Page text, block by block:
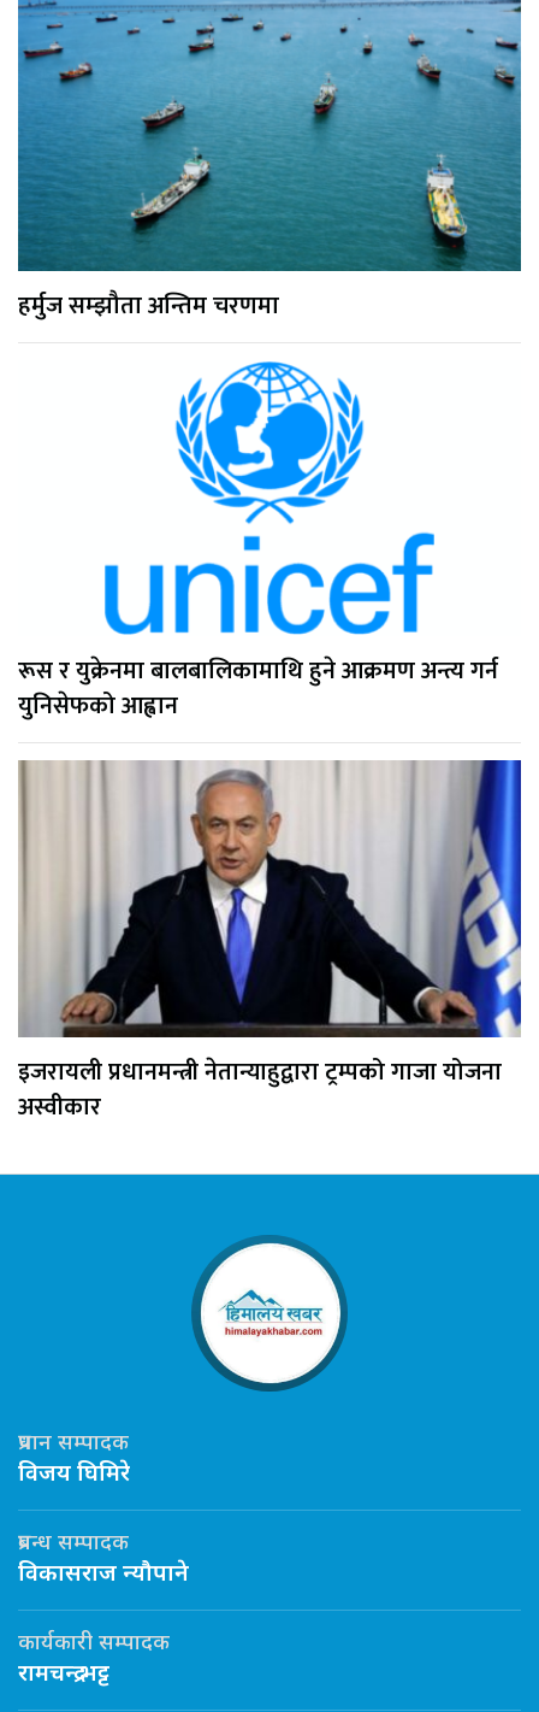
हर्मुज सम्झौता अन्तिम चरणमा
रूस र युक्रेनमा बालबालिकामाथि हुने आक्रमण अन्त्य गर्न
युनिसेफको आह्वान
इजरायली प्रधानमन्त्री नेतान्याहुद्वारा ट्रम्पको गाजा योजना
अस्वीकार
प्रधान सम्पादक
विजय घिमिरे
प्रबन्ध सम्पादक
विकासराज न्यौपाने
कार्यकारी सम्पादक
रामचन्द्र भट्ट